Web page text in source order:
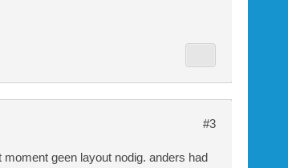
#3
moment geen layout nodig. anders had